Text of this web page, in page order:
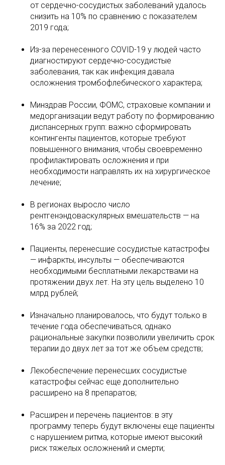
от сердечно-сосудистых заболеваний удалось
снизить на 10% по сравнению с показателем
2019 года;
Из-за перенесенного COVID-19 у людей часто
диагностируют сердечно-сосудистые
заболевания, так как инфекция давала
осложнения тромбофлебического характера;
Минздрав России, ФОМС, страховые компании и
медорганизации ведут работу по формированию
диспансерных групп: важно сформировать
контингенты пациентов, которые требуют
повышенного внимания, чтобы своевременно
профилактировать осложнения и при
необходимости направлять их на хирургическое
лечение;
В регионах выросло число
рентгенэндоваскулярных вмешательств — на
16% за 2022 год;
Пациенты, перенесшие сосудистые катастрофы
— инфаркты, инсульты — обеспечиваются
необходимыми бесплатными лекарствами на
протяжении двух лет. На эту цель выделено 10
млрд рублей;
Изначально планировалось, что будут только в
течение года обеспечиваться, однако
рациональные закупки позволили увеличить срок
терапии до двух лет за тот же объем средств;
Лекобеспечение перенесших сосудистые
катастрофы сейчас еще дополнительно
расширено на 8 препаратов;
Расширен и перечень пациентов: в эту
программу теперь будут включены еще пациенты
с нарушением ритма, которые имеют высокий
риск тяжелых осложнений и смерти;